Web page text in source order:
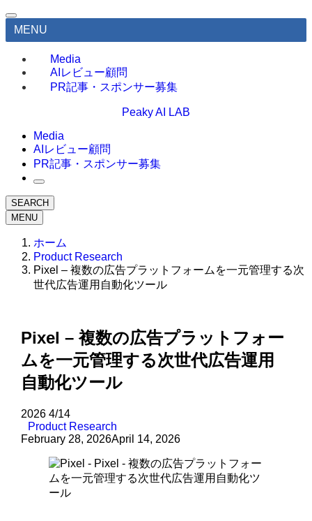
MENU
Media
AIレビュー顧問
PR記事・スポンサー募集
Peaky AI LAB
Media
AIレビュー顧問
PR記事・スポンサー募集
SEARCH
MENU
ホーム
Product Research
Pixel – 複数の広告プラットフォームを一元管理する次
世代広告運用自動化ツール
Pixel – 複数の広告プラットフォー
ムを一元管理する次世代広告運用
自動化ツール
2026 4/14
Product Research
February 28, 2026April 14, 2026